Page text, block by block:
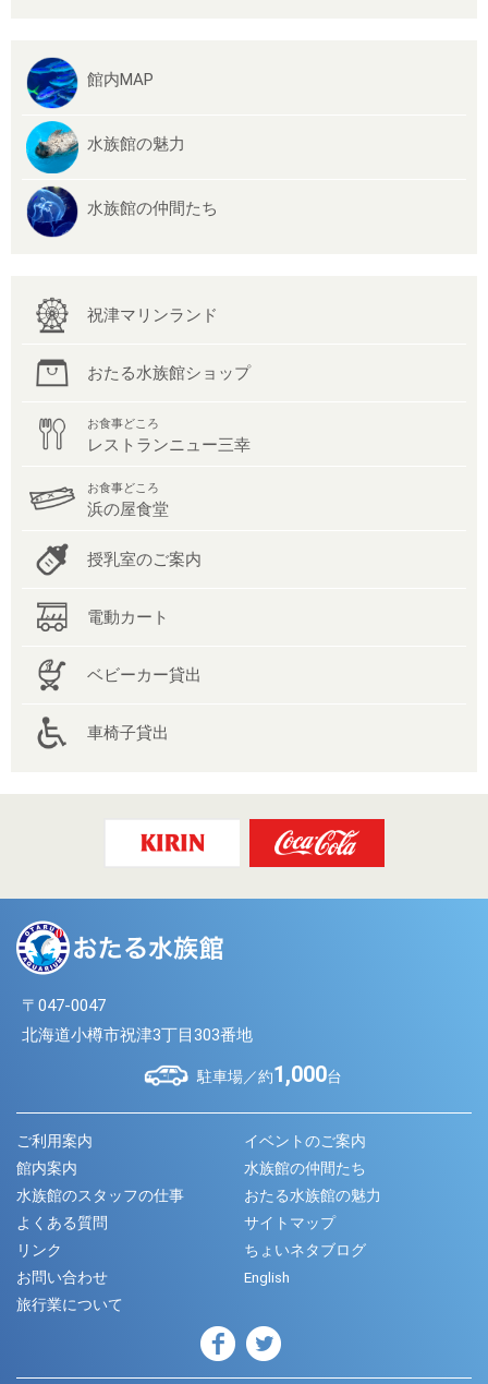
館内MAP
水族館の魅力
水族館の仲間たち
祝津マリンランド
おたる水族館ショップ
お食事どころ
レストランニュー三幸
お食事どころ
浜の屋食堂
授乳室のご案内
電動カート
ベビーカー貸出
車椅子貸出
〒047-0047
北海道小樽市祝津3丁目303番地
駐車場／約1,000台
ご利用案内
イベントのご案内
館内案内
水族館の仲間たち
水族館のスタッフの仕事
おたる水族館の魅力
よくある質問
サイトマップ
リンク
ちょいネタブログ
お問い合わせ
English
旅行業について